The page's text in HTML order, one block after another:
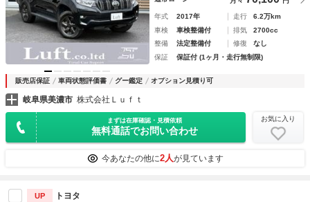
年式 2017年 走行
6.2万km
車検
車検整備付 排気
2700cc
整備
法定整備付 修復
なし
保証
保証付 (1ヶ月・走行無制限)
販売店保証 車両状態評価書 グー鑑定 オプション見積り可
岐阜県美濃市 株式会社Ｌｕｆｔ
まずは在庫確認・見積依頼
無料通話でお問い合わせ
お気に入り
今あなたの他に2人が見ています
UP トヨタ